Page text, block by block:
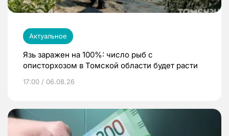
Актуальное
Язь заражен на 100%: число рыб с
описторхозом в Томской области будет расти
17:00 / 06.08.26